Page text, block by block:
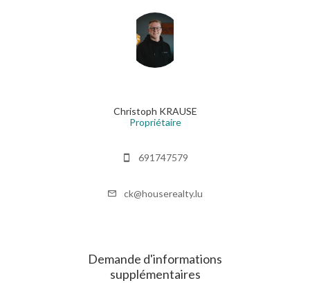
Christoph KRAUSE
Propriétaire
691747579
ck@houserealty.lu
Demande d'informations
supplémentaires